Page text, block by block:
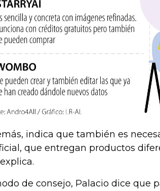
indica que también es
que entregan productos
explica.
de consejo, Palacio dice que